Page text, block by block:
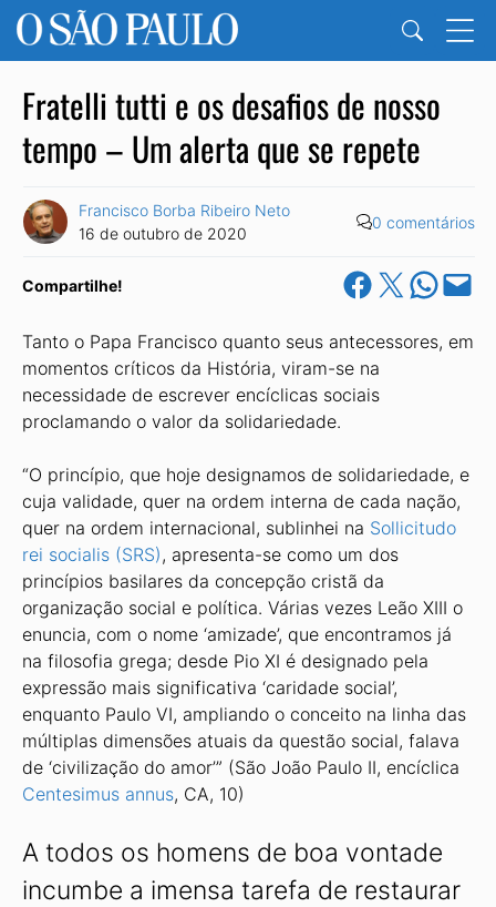
Fratelli tutti e os desafios de nosso
tempo – Um alerta que se repete
Francisco Borba Ribeiro Neto
16 de outubro de 2020
0 comentários
Compartilhe! Share on Facebook
Share on X Share on
Email this
Tanto o Papa Francisco quanto seus antecessores, em
momentos críticos da História, viram-se na
necessidade de escrever encíclicas sociais
proclamando o valor da solidariedade.
“O princípio, que hoje designamos de solidariedade, e
cuja validade, quer na ordem interna de cada nação,
quer na ordem internacional, sublinhei na Sollicitudo
rei socialis (SRS), apresenta-se como um dos
princípios basilares da concepção cristã da
organização social e política. Várias vezes Leão XIII o
enuncia, com o nome ‘amizade’, que encontramos já
na filosofia grega; desde Pio XI é designado pela
expressão mais significativa ‘caridade social’,
enquanto Paulo VI, ampliando o conceito na linha das
múltiplas dimensões atuais da questão social, falava
de ‘civilização do amor’” (São João Paulo II, encíclica
Centesimus annus, CA, 10)
A todos os homens de boa vontade
incumbe a imensa tarefa de restaurar